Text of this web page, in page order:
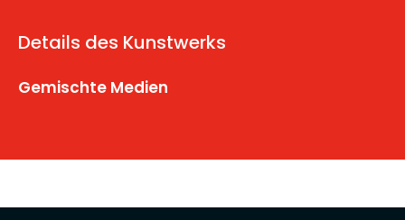
Details des Kunstwerks
Gemischte Medien